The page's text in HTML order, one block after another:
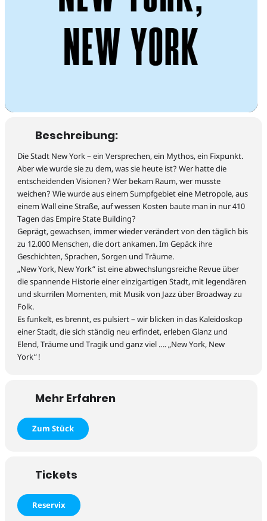
Repertoire
Extras
Infos & Service
Informationen
Beschreibung:
DieStadt New York– ein Versprechen,ein Mythos, ein Fixpunkt.
Aber wie wurde sie zu dem, was sie heute ist? Wer hatte die
entscheidenden Visionen? Wer bekam Raum, wer musste
weichen? Wie wurdeaus einem Sumpfgebiet eine Metropole, aus
einem Wall eine Straße,auf wessen Kosten baute man in nur 410
Tagen das Empire State Building?
Geprägt, gewachsen, immer wieder verändert von den täglich bis
zu 12.000 Menschen, die dort ankamen. Im Gepäck ihre
Geschichten, Sprachen, Sorgen und Träume.
„New York, New York“ ist eine abwechslungsreiche Revue über
die spannende Historie einer einzigartigen Stadt, mit legendären
und skurrilen Momenten, mit Musik von Jazz über Broadway zu
Folk.
Es funkelt, es brennt, es pulsiert – wir blicken in das Kaleidoskop
einer Stadt, die sich ständig neu erfindet,erleben Glanz und
Elend, Träume und Tragik und ganz viel ….„New York, New
York“!
Mehr Erfahren
Zum Stück
Tickets
Reservix